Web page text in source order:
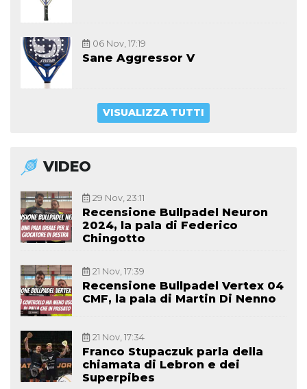
06 Nov, 17:19
Sane Aggressor V
VISUALIZZA TUTTI
VIDEO
29 Nov, 23:11
Recensione Bullpadel Neuron
2024, la pala di Federico
Chingotto
21 Nov, 17:39
Recensione Bullpadel Vertex 04
CMF, la pala di Martin Di Nenno
21 Nov, 17:34
Franco Stupaczuk parla della
chiamata di Lebron e dei
Superpibes